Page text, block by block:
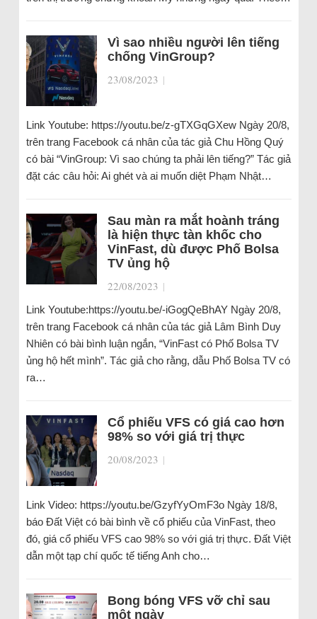
Vì sao nhiều người lên tiếng
chống VinGroup?
23/08/2023 |
Link Youtube: https://youtu.be/z-gTXGqGXew Ngày 20/8,
trên trang Facebook cá nhân của tác giả Chu Hồng Quý
có bài “VinGroup: Vì sao chúng ta phải lên tiếng?” Tác giả
đặt các câu hỏi: Ai ghét và ai muốn diệt Phạm Nhật…
Sau màn ra mắt hoành tráng
là hiện thực tàn khốc cho
VinFast, dù được Phố Bolsa
TV ủng hộ
22/08/2023 |
Link Youtube:https://youtu.be/-iGogQeBhAY Ngày 20/8,
trên trang Facebook cá nhân của tác giả Lâm Bình Duy
Nhiên có bài bình luận ngắn, “VinFast có Phố Bolsa TV
ủng hộ hết mình”. Tác giả cho rằng, dẫu Phố Bolsa TV có
ra…
Cổ phiếu VFS có giá cao hơn
98% so với giá trị thực
20/08/2023 |
Link Video: https://youtu.be/GzyfYyOmF3o Ngày 18/8,
báo Đất Việt có bài bình về cổ phiếu của VinFast, theo
đó, giá cổ phiếu VFS cao 98% so với giá trị thực. Đất Việt
dẫn một tạp chí quốc tế tiếng Anh cho…
Bong bóng VFS vỡ chỉ sau
một ngày